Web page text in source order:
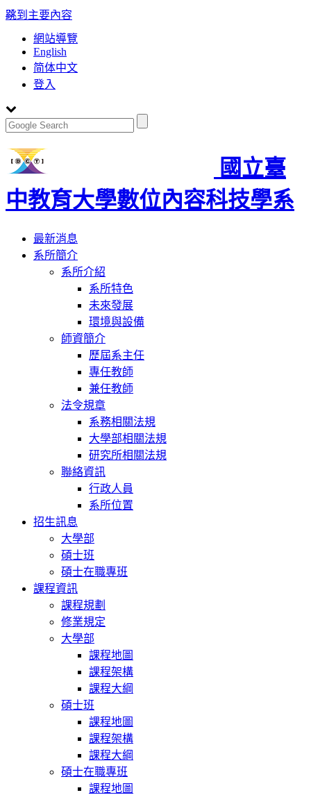
跳到主要內容
:::
網站導覽
English
简体中文
登入
國立臺
中教育大學數位內容科技學系
Toggle
navigation
最新消息
系所簡介
系所介紹
系所特色
未來發展
環境與設備
師資簡介
歷屆系主任
專任教師
兼任教師
法令規章
系務相關法規
大學部相關法規
研究所相關法規
聯絡資訊
行政人員
系所位置
招生訊息
大學部
碩士班
碩士在職專班
課程資訊
課程規劃
修業規定
大學部
課程地圖
課程架構
課程大綱
碩士班
課程地圖
課程架構
課程大綱
碩士在職專班
課程地圖